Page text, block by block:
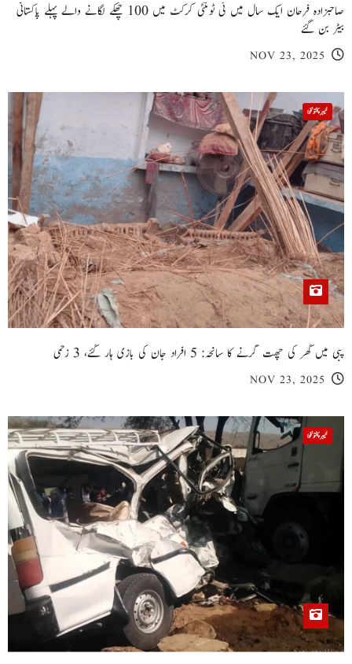
صاحبزادہ فرحان ایک سال میں ٹی ٹوئنٹی کرکٹ میں 100 چھکے لگانے والے پہلے پاکستانی
بیٹر بن گئے
NOV 23, 2025
خیبر پختونخوا
پبی میں گھر کی چھت گرنے کا سانحہ: 5 افراد جان کی بازی ہار گئے، 3 زخمی
NOV 23, 2025
خیبر پختونخوا